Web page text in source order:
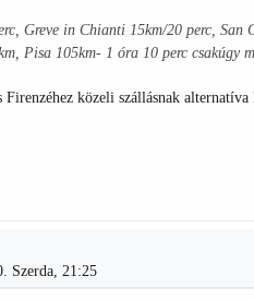
Greve in Chianti 15km/20 perc, San
Pisa 105km- 1 óra 10 perc csakúgy
Firenzéhez közeli szállásnak
Szerda, 21:25